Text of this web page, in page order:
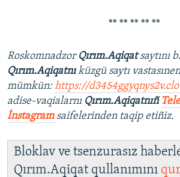
** ** ** ** **
Roskomnadzor Qırım.Aqiqatsaytını
Qırım.Aqiqatnıküzgü saytı
mümkün:https://
adise-vaqialarnı Qırım.Aqiqatnıñ
İnstagram saifelerinden taqip etiñiz.
Bloklav ve tsenzurasız
Qırım.Aqiqat qullanımını